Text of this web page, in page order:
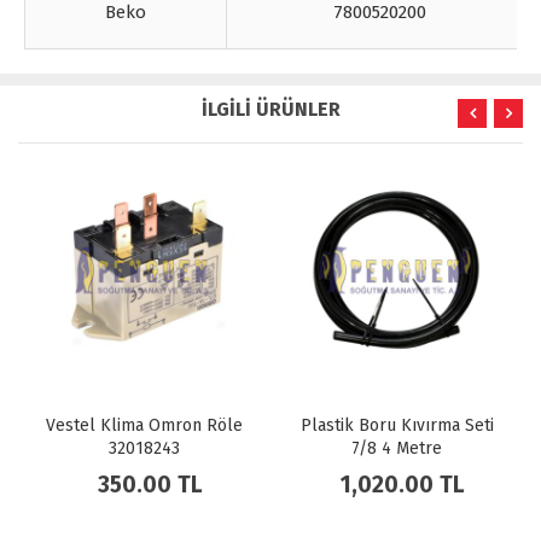
Beko 7800520200
İLGİLİ ÜRÜNLER
Vestel Klima Omron Röle
32018243
350.00 TL
Plastik Boru Kıvırma Seti
7/8 4 Metre
1,020.00 TL